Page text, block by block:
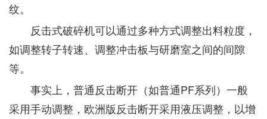
纹。
反击式破碎机可以通过多种方式调整出料粒度，
如调整转子转速、调整冲击板与研磨室之间的间隙
等。
事实上，普通反击断开（如普通PF系列）一般
采用手动调整，欧洲版反击断开采用液压调整，以增